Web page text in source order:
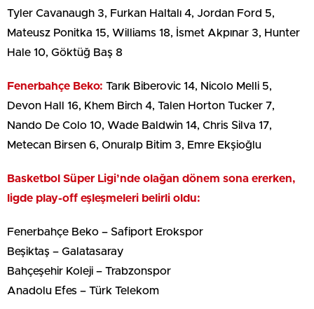
Tyler Cavanaugh 3, Furkan Haltalı 4, Jordan Ford 5,
Mateusz Ponitka 15, Williams 18, İsmet Akpınar 3, Hunter
Hale 10, Göktüğ Baş 8
Fenerbahçe Beko: Tarık Biberovic 14, Nicolo Melli 5,
Devon Hall 16, Khem Birch 4, Talen Horton Tucker 7,
Nando De Colo 10, Wade Baldwin 14, Chris Silva 17,
Metecan Birsen 6, Onuralp Bitim 3, Emre Ekşioğlu
Basketbol Süper Ligi’nde olağan dönem sona ererken,
ligde play-off eşleşmeleri belirli oldu:
Fenerbahçe Beko – Safiport Erokspor
Beşiktaş – Galatasaray
Bahçeşehir Koleji – Trabzonspor
Anadolu Efes – Türk Telekom